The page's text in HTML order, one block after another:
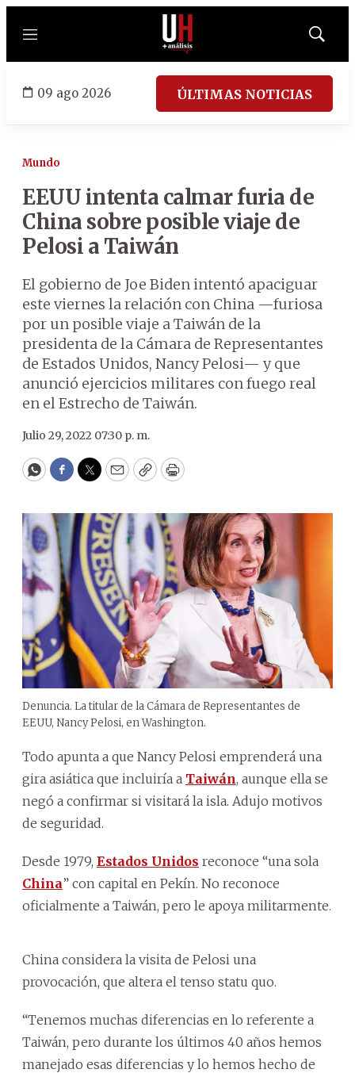
Menú
Mostrar
09 ago 2026 ÚLTIMAS NOTICIAS
Mundo
EEUU intenta calmar furia de
China sobre posible viaje de
Pelosi a Taiwán
El gobierno de Joe Biden intentó apaciguar
este viernes la relación con China —furiosa
por un posible viaje a Taiwán de la
presidenta de la Cámara de Representantes
de Estados Unidos, Nancy Pelosi— y que
anunció ejercicios militares con fuego real
en el Estrecho de Taiwán.
Julio 29, 2022 07:30 p. m.
WhatsApp
Facebook
Twitter
EmailCopyPrint
Denuncia. La titular de la Cámara de Representantes de
EEUU, Nancy Pelosi, en Washington.
Todo apunta a que Nancy Pelosi emprenderá una
gira asiática que incluiría a Taiwán, aunque ella se
negó a confirmar si visitará la isla. Adujo motivos
de seguridad.
Desde 1979, Estados Unidos reconoce “una sola
China” con capital en Pekín. No reconoce
oficialmente a Taiwán, pero le apoya militarmente.
China considera la visita de Pelosi una
provocación, que altera el tenso statu quo.
“Tenemos muchas diferencias en lo referente a
Taiwán, pero durante los últimos 40 años hemos
manejado esas diferencias y lo hemos hecho de